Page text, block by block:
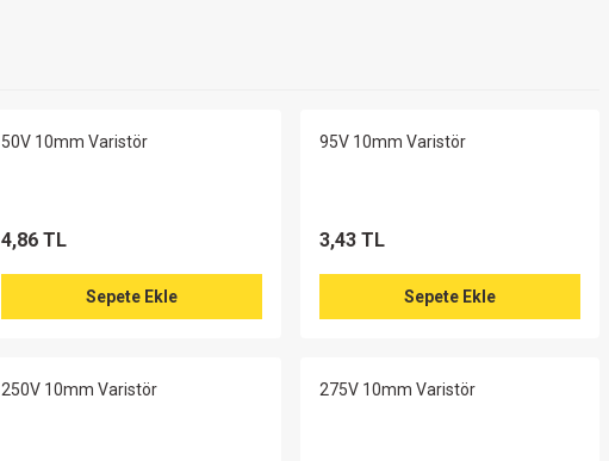
50V 10mm Varistör
4,86 TL
Sepete Ekle
95V 10mm Varistör
3,43 TL
Sepete Ekle
250V 10mm Varistör 275V 10mm Varistör